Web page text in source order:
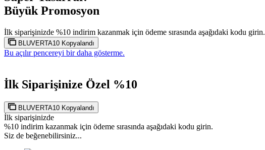
Büyük Promosyon
İlk siparişinizde %10 indirim kazanmak için ödeme sırasında aşağıdaki kodu girin.
BLUVERTA10 Kopyalandı
Bu açılır pencereyi bir daha gösterme.
İlk Siparişinize Özel %10
BLUVERTA10 Kopyalandı
İlk siparişinizde
%10 indirim kazanmak için ödeme sırasında aşağıdaki kodu girin.
Siz de beğenebilirsiniz...